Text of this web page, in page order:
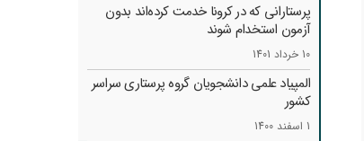
پرستارانی که در کرونا خدمت کرد‌ه‌اند بدون
آزمون استخدام شوند
10 خرداد 1401
المپیاد علمی دانشجویان گروه پرستاری سراسر
کشور
1 اسفند 1400